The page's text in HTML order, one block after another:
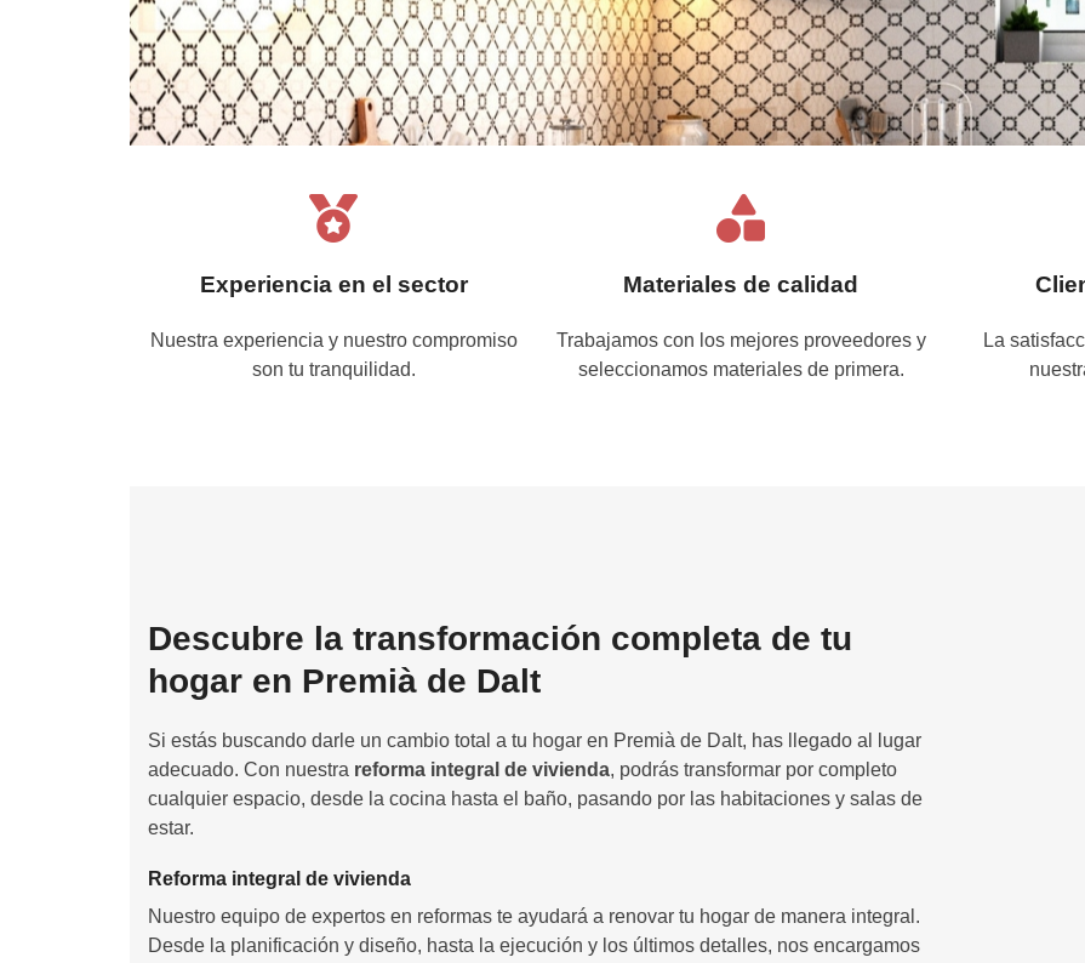
Experiencia en el sector
Nuestra experiencia y nuestro compromiso
son tu tranquilidad.
Materiales de calidad
Trabajamos con los mejores proveedores y
seleccionamos materiales de primera.
La
Descubre la transformación completa de tu
hogar en Premià de Dalt
Si estás buscando darle un cambio total a tu hogar en Premià de Dalt, has llegado al lugar
adecuado. Con nuestra reforma integral de vivienda, podrás transformar por completo
cualquier espacio, desde la cocina hasta el baño, pasando por las habitaciones y salas de
estar.
Reforma integral de vivienda
Nuestro equipo de expertos en reformas te ayudará a renovar tu hogar de manera integral.
Desde la planificación y diseño, hasta la ejecución y los últimos detalles, nos encargamos